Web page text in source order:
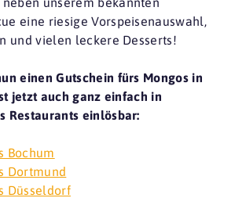
eine riesige Vorspeisenauswahl,
und vielen leckere Desserts!
einen Gutschein fürs Mongos in
jetzt auch ganz einfach in
Restaurants einlösbar:
Bochum
Dortmund
Düsseldorf